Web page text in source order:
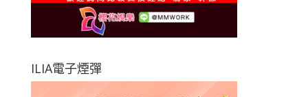
ILIA電子煙彈